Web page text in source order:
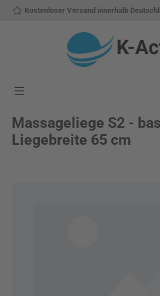
Zum Hauptinhalt springen
Kostenloser Versand innerhalb
Massageliege S2 -
Liegebreite 65 cm